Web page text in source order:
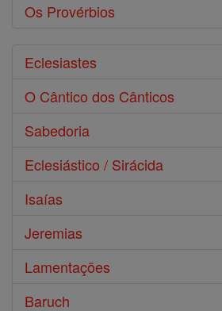
Os Provérbios
Eclesiastes
O Cântico dos Cânticos
Sabedoria
Eclesiástico / Sirácida
Isaías
Jeremias
Lamentações
Baruch